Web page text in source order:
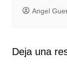
Angel
Deja una